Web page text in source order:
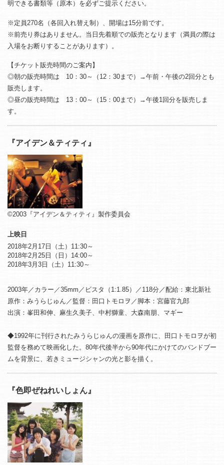
明できる書類等（原本）を必ずご提示ください。
※定員270名（各回入れ替え制）、開場は15分前です。
※前売り券はありません。当日先着順での販売となります（満員の際は
入場をお断りすることがあります）。
【チケット販売時間のご案内】
◎朝の販売時間は 10：30～（12：30まで）→午前・午後の2回分とも
販売します。
◎昼の販売時間は 13：00～（15：00まで）→午後1回分を販売しま
す。
『アイデン＆ティティ』
©2003『アイデン＆ティティ』製作委員会
上映日
2018年2月17日（土）11:30～
2018年2月25日（日）14:00～
2018年3月3日（土）11:30～
2003年／カラー／35mm／ビスタ（1:1.85）／118分／配給：東北新社
原作：みうらじゅん／監督：田口トモロヲ／脚本：宮藤官九郎
出演：峯田和伸、麻生久美子、中村獅童、大森南朋、マギー
◆1992年に刊行されたみうらじゅんの漫画を原作に、田口トモロヲが初
監督を務めて映画化した。80年代後半から90年代にかけてのバンドブー
ムを背景に、若きミュージシャンの光と影を描く。
『色即ぜねれいしょん』